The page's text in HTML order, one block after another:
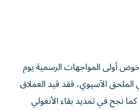
أولى المواجهات الرسمية يوم
الملحق الآسيوي، فقد قيد العملاق
نجح في تمديد بقاء الأنغولي